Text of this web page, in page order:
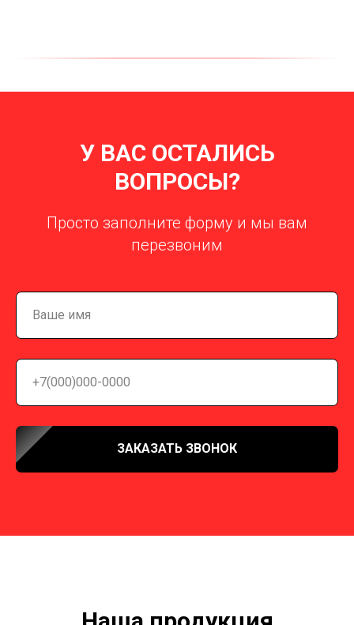
У ВАС ОСТАЛИСЬ
ВОПРОСЫ?
Просто заполните форму и мы вам
перезвоним
ЗАКАЗАТЬ ЗВОНОК